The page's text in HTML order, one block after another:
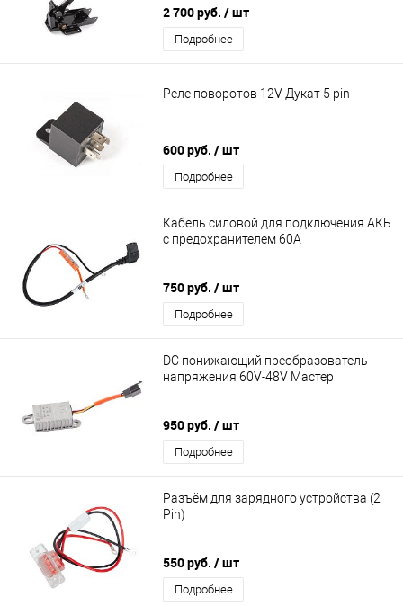
2 700 руб. / шт
Подробнее
Реле поворотов 12V Дукат 5 pin
600 руб. / шт
Подробнее
Кабель силовой для подключения АКБ
с предохранителем 60А
750 руб. / шт
Подробнее
DC понижающий преобразователь
напряжения 60V-48V Мастер
950 руб. / шт
Подробнее
Разъём для зарядного устройства (2
Pin)
550 руб. / шт
Подробнее